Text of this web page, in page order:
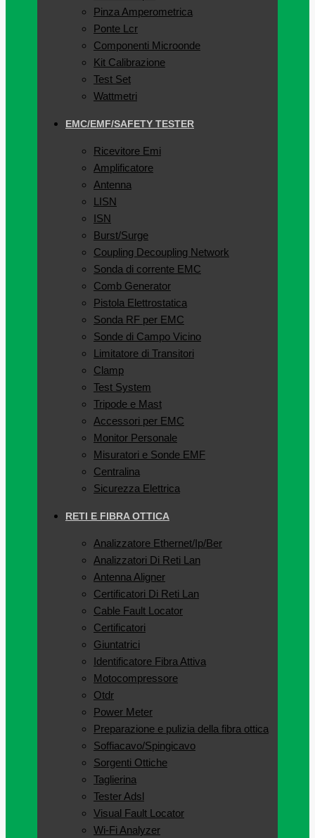
Pinza Amperometrica
Ponte Lcr
Componenti Microonde
Kit Calibrazione
Test Set
Wattmetri
EMC/EMF/SAFETY TESTER
Ricevitore Emi
Amplificatore
Antenna
LISN
ISN
Burst/Surge
Coupling Decoupling Network
Sonda di corrente EMC
Comb Generator
Pistola Elettrostatica
Sonda RF per EMC
Sonde di Campo Vicino
Limitatore di Transitori
Clamp
Test System
Tripode e Mast
Accessori per EMC
Monitor Personale
Misuratori e Sonde EMF
Centralina
Sicurezza Elettrica
RETI E FIBRA OTTICA
Analizzatore Ethernet/Ip/Ber
Analizzatori Di Reti Lan
Antenna Aligner
Certificatori Di Reti Lan
Cable Fault Locator
Certificatori
Giuntatrici
Identificatore Fibra Attiva
Motocompressore
Otdr
Power Meter
Preparazione e pulizia della fibra ottica
Soffiacavo/Spingicavo
Sorgenti Ottiche
Taglierina
Tester Adsl
Visual Fault Locator
Wi-Fi Analyzer